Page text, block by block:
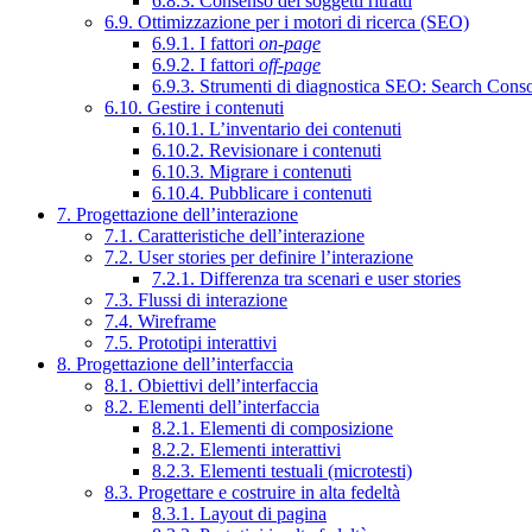
6.9. Ottimizzazione per i motori di ricerca (SEO)
6.9.1. I fattori on-page
6.9.2. I fattori off-page
6.9.3. Strumenti di diagnostica SEO: Search
6.10. Gestire i contenuti
6.10.1. L’inventario dei contenuti
6.10.2. Revisionare i contenuti
6.10.3. Migrare i contenuti
6.10.4. Pubblicare i contenuti
7. Progettazione dell’interazione
7.1. Caratteristiche dell’interazione
7.2. User stories per definire l’interazione
7.2.1. Differenza tra scenari e user stories
7.3. Flussi di interazione
7.4. Wireframe
7.5. Prototipi interattivi
8. Progettazione dell’interfaccia
8.1. Obiettivi dell’interfaccia
8.2. Elementi dell’interfaccia
8.2.1. Elementi di composizione
8.2.2. Elementi interattivi
8.2.3. Elementi testuali (microtesti)
8.3. Progettare e costruire in alta fedeltà
8.3.1. Layout di pagina